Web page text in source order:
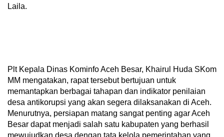
Laila.
Plt Kepala Dinas Kominfo Aceh Besar, Khairul Huda SKom
MM mengatakan, rapat tersebut bertujuan untuk
memantapkan berbagai tahapan dan indikator penilaian
desa antikorupsi yang akan segera dilaksanakan di Aceh.
Menurutnya, persiapan matang sangat penting agar Aceh
Besar dapat menjadi salah satu kabupaten yang berhasil
mewujudkan desa dengan tata kelola pemerintahan yang